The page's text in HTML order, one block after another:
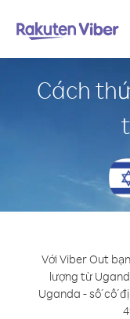
Cách
Với Viber Out
lượng từ
Uganda - số cố